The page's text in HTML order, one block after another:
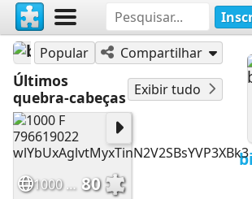
bicdanman57
Popular Compartilhar
Últimos
quebra-cabeças Exibir tudo
1000 F 796619022 wlYbUxAglvtMyxTinN2V2SBsYVP3XBk3 80